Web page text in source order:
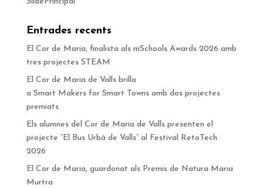
Entrades recents
El Cor de Maria, finalista als mSchools Awards 2026 amb
tres projectes STEAM
El Cor de Maria de Valls brilla
a Smart Makers for Smart Towns amb dos projectes
premiats
Els alumnes del Cor de Maria de Valls presenten el
projecte “El Bus Urbà de Valls” al Festival RetoTech
2026
El Cor de Maria, guardonat als Premis de Natura Maria
Murtra